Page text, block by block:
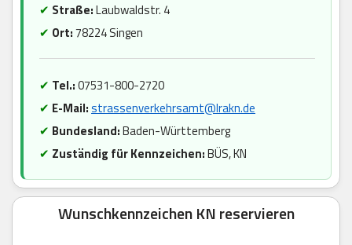
✔ Straße:Laubwaldstr. 4
✔ Ort:78224 Singen
✔ Tel.:07531-800-2720
✔ E-Mail:strassenverkehrsamt@lrakn.de
✔ Bundesland:Baden-Württemberg
✔ Zuständig für Kennzeichen:BÜS, KN
Wunschkennzeichen KN reservieren